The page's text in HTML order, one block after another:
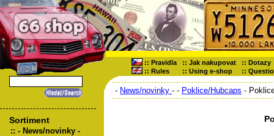
:: Pravidla :: Jak nakupovat :: Dotazy
:: Rules :: Using e-shop ::
Sortiment
:: - News/novinky -
- News/novinky - - Poklice/Hubcaps -